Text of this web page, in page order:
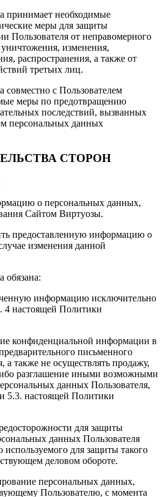
принимает необходимые
меры для защиты
Пользователя от неправомерного
изменения,
распространения, а также от
третьих лиц.
совместно с Пользователем
меры по предотвращению
последствий, вызванных
персональных данных
СТОРОН
о персональных данных,
Сайтом Виртуозы.
предоставленную информацию о
изменения данной
обязана:
информацию исключительно
4 настоящей Политики
конфиденциальной информации в
письменного
а также не осуществлять продажу,
разглашение иными возможными
данных Пользователя,
5.3. настоящей Политики
для защиты
данных Пользователя
используемого для защиты такого
деловом обороте.
персональных данных,
Пользователю, с момента